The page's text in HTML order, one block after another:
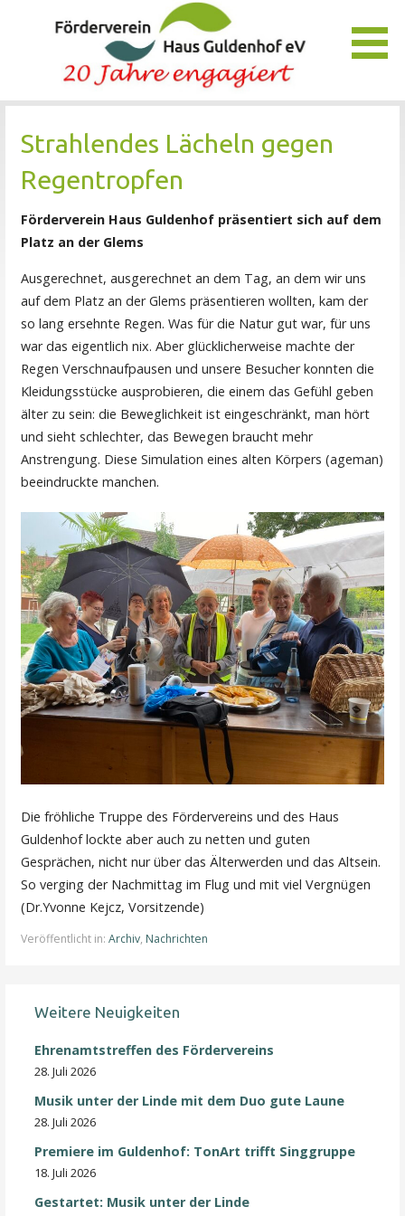
Unser Verein bietet Interessierten viele Möglichkeiten, das
Pflegezentrum Haus Guldenhof zu unterstützen und zu
fördern.
Strahlendes Lächeln gegen
Regentropfen
Förderverein Haus Guldenhof präsentiert sich auf dem
Platz an der Glems
Ausgerechnet, ausgerechnet an dem Tag, an dem wir uns
auf dem Platz an der Glems präsentieren wollten, kam der
so lang ersehnte Regen. Was für die Natur gut war, für uns
war das eigentlich nix. Aber glücklicherweise machte der
Regen Verschnaufpausen und unsere Besucher konnten die
Kleidungsstücke ausprobieren, die einem das Gefühl geben
älter zu sein: die Beweglichkeit ist eingeschränkt, man hört
und sieht schlechter, das Bewegen braucht mehr
Anstrengung. Diese Simulation eines alten Körpers (ageman)
beeindruckte manchen.
Die fröhliche Truppe des Fördervereins und des Haus
Guldenhof lockte aber auch zu netten und guten
Gesprächen, nicht nur über das Älterwerden und das Altsein.
So verging der Nachmittag im Flug und mit viel Vergnügen
(Dr.Yvonne Kejcz, Vorsitzende)
Veröffentlicht in:Archiv, Nachrichten
Weitere Neuigkeiten
Ehrenamtstreffen des Fördervereins
28. Juli 2026
Musik unter der Linde mit dem Duo gute Laune
28. Juli 2026
Premiere im Guldenhof: TonArt trifft Singgruppe
18. Juli 2026
Gestartet: Musik unter der Linde